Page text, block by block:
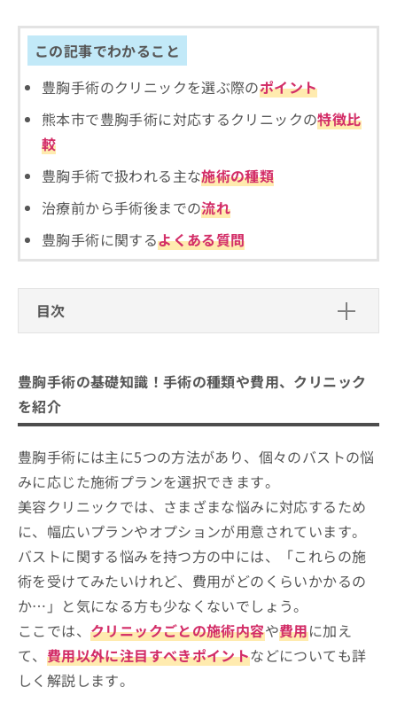
この記事でわかること
豊胸手術のクリニックを選ぶ際のポイント
熊本市で豊胸手術に対応するクリニックの特徴比
較
豊胸手術で扱われる主な施術の種類
治療前から手術後までの流れ
豊胸手術に関するよくある質問
目次
2．脂肪注入法（自己脂肪）
3．インプラント法（シリコンバッグ/生理食塩水
バッグ）
4．人工乳腺法
5．組織拡張器を用いた拡張法
こと
手術前のカウンセリングの重要性
費用と手術のリスク
手術後のケアと回復過程
熊本市で評判の豊胸手術におすすめの
クリニック5選
湘南美容クリニック 熊本院
ながしまクリニック 熊本院
東京中央美容外科 熊本院
ハニークリニック 熊本院
共立美容外科 熊本院
「豊胸手術」クリニック選びの4ポイント
豊胸手術の基礎知識！手術の種類や費用、クリニック
を紹介
豊胸手術には主に5つの方法があり、個々のバストの悩
みに応じた施術プランを選択できます。
美容クリニックでは、さまざまな悩みに対応するため
に、幅広いプランやオプションが用意されています。
バストに関する悩みを持つ方の中には、「これらの施
術を受けてみたいけれど、費用がどのくらいかかるの
か…」と気になる方も少なくないでしょう。
ここでは、 クリニックごとの施術内容や費用に加え
て、 費用以外に注目すべきポイントなどについても詳
しく解説します。
約・
症状
のご
相談
など
はで
きま
せん
ので
ご了
承く
ださ
い。
報
の
申
み
こ
掲
修
正
は
こ
ち
ら
そ
の
他
の
お
問
い
合
わ
せ
は
料
ご
請
は
ら
無
料
拡
し
込
み
は
こ
ち
ら